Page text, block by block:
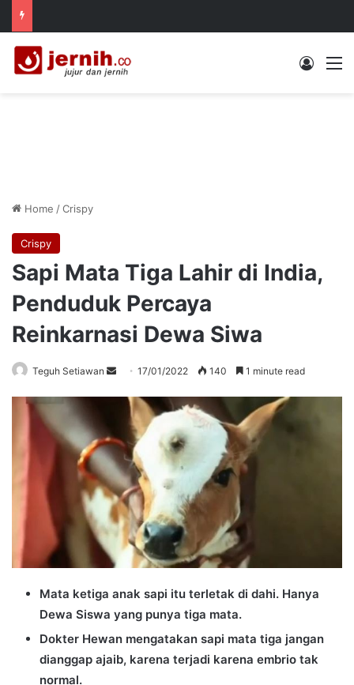
Log In
Home /Crispy
Crispy
Sapi Mata Tiga Lahir di India,
Penduduk Percaya
Reinkarnasi Dewa Siwa
Teguh Setiawan
Send
email
17/01/2022 140 1 minute read
Mata ketiga anak sapi itu terletak di dahi. Hanya
Dewa Siswa yang punya tiga mata.
Dokter Hewan mengatakan sapi mata tiga jangan
dianggap ajaib, karena terjadi karena embrio tak
normal.